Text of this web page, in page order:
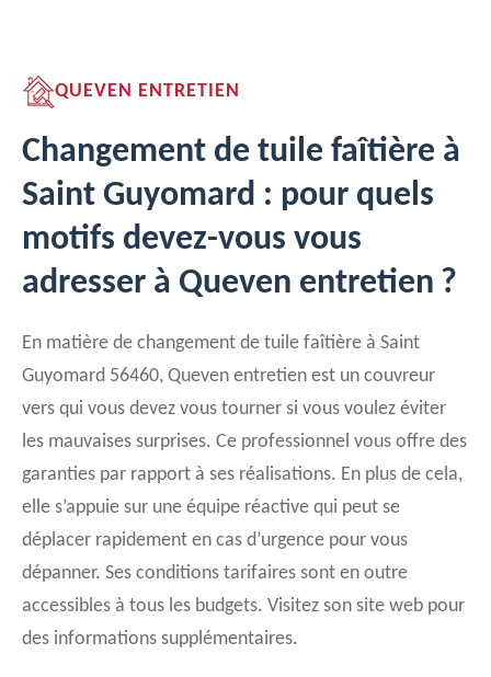
QUEVEN ENTRETIEN
Changement de tuile faîtière à
Saint Guyomard : pour quels
motifs devez-vous vous
adresser à Queven entretien ?
En matière de changement de tuile faîtière à Saint
Guyomard 56460, Queven entretien est un couvreur
vers qui vous devez vous tourner si vous voulez éviter
les mauvaises surprises. Ce professionnel vous offre des
garanties par rapport à ses réalisations. En plus de cela,
elle s’appuie sur une équipe réactive qui peut se
déplacer rapidement en cas d’urgence pour vous
dépanner. Ses conditions tarifaires sont en outre
accessibles à tous les budgets. Visitez son site web pour
des informations supplémentaires.